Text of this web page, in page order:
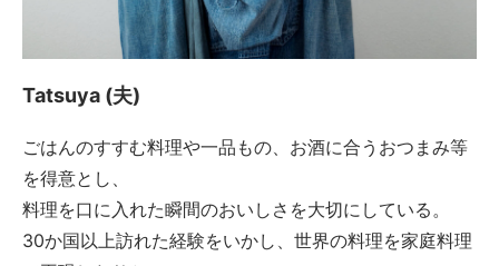
Tatsuya (夫)
ごはんのすすむ料理や一品もの、お酒に合うおつまみ等
を得意とし、
料理を口に入れた瞬間のおいしさを大切にしている。
30か国以上訪れた経験をいかし、世界の料理を家庭料理